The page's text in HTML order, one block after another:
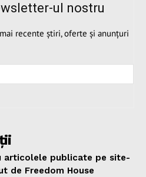
ul nostru
recente știri, oferte și anunțuri
articolele publicate pe site-
de Freedom House